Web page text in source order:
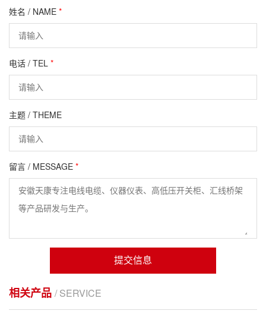
姓名 / NAME *
电话 / TEL *
主题 / THEME
留言 / MESSAGE *
提交信息
相关产品 / SERVICE